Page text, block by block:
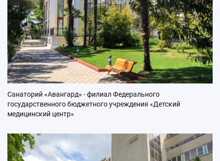
Санаторий «Авангард» - филиал Федерального
государственного бюджетного учреждения «Детский
медицинский центр»